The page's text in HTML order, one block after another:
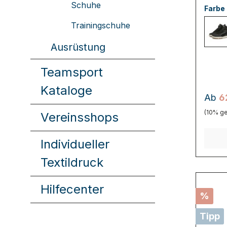
Schuhe
Trainingschuhe
Ausrüstung
Teamsport
Kataloge
Vereinsshops
Individueller
Textildruck
Hilfecenter
neue
reich
Farbe
Ab
(10%
%
Tipp